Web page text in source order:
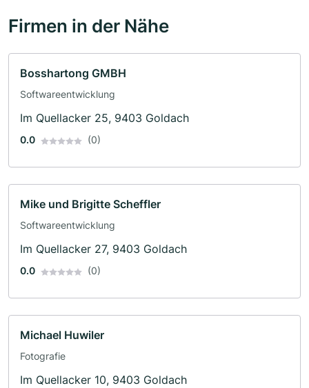
Firmen in der Nähe
Bosshartong GMBH
Softwareentwicklung
Im Quellacker 25, 9403 Goldach
0.0 (0)
Mike und Brigitte Scheffler
Softwareentwicklung
Im Quellacker 27, 9403 Goldach
0.0 (0)
Michael Huwiler
Fotografie
Im Quellacker 10, 9403 Goldach